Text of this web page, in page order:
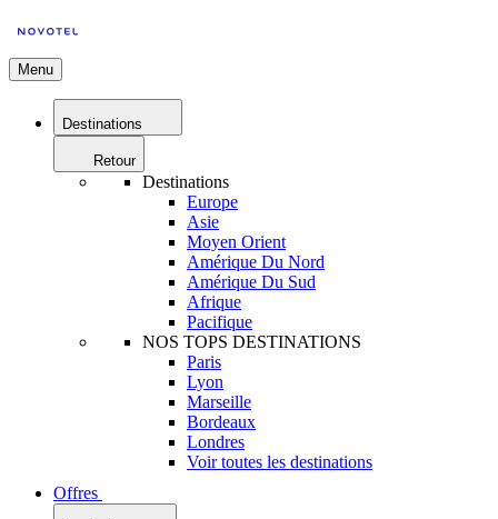
Menu
Destinations
Retour
Destinations
Europe
Asie
Moyen Orient
Amérique Du Nord
Amérique Du Sud
Afrique
Pacifique
NOS TOPS DESTINATIONS
Paris
Lyon
Marseille
Bordeaux
Londres
Voir toutes les destinations
Offres